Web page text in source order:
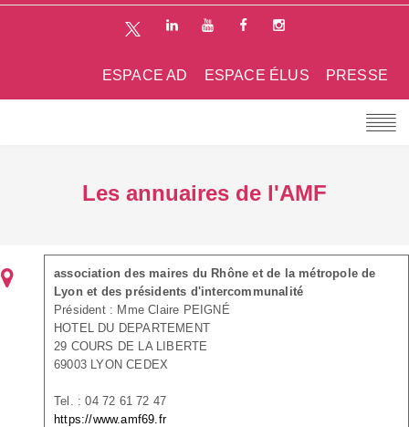
PRESSE
ESPACE ÉLUS
ESPACE AD
Les annuaires de l'AMF
association des maires du Rhône et de la métropole de
Lyon et des présidents d'intercommunalité
Président : Mme Claire PEIGNÉ
HOTEL DU DEPARTEMENT
29 COURS DE LA LIBERTE
69003 LYON CEDEX
Tel. : 04 72 61 72 47
https://www.amf69.fr